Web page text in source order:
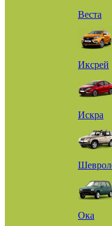
Веста
Иксрей
Искра
Ока